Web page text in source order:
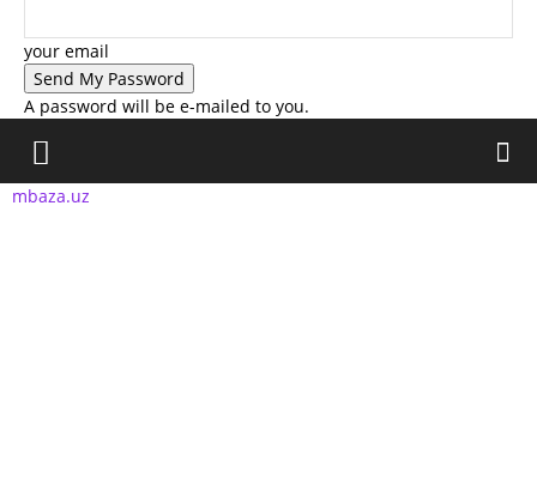
your email
A password will be e-mailed to you.
mbaza.uz